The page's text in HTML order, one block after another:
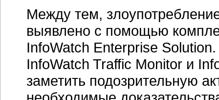
Между тем,
выявлено с помощью
InfoWatch Enterprise
InfoWatch Traffic Monitor и
заметить подозрительную